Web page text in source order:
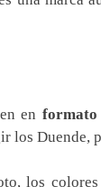
en
los Duende,
los